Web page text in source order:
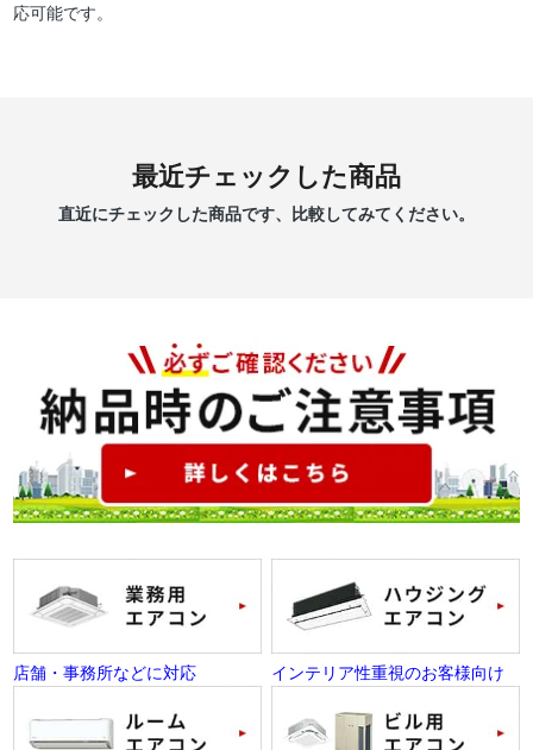
応可能です。
最近チェックした商品
直近にチェックした商品です、比較してみてください。
店舗・事務所などに対応 インテリア性重視のお客様向け